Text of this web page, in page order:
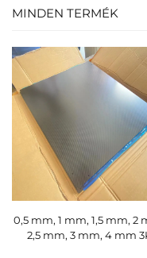
MINDEN TERMÉK
0,5 mm, 1 mm, 1,5 mm, 2
2,5 mm, 3 mm, 4 mm